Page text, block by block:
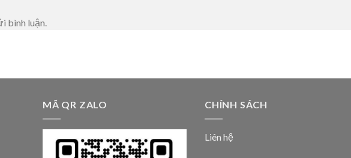
bình luận.
MÃ QR ZALO CHÍNH SÁCH
Liên hệ